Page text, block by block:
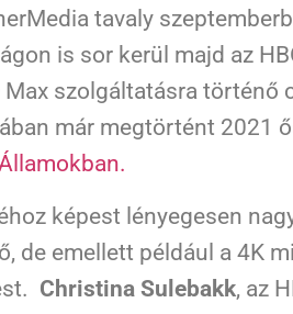
tavaly
is sor kerül majd az
szolgáltatásra történő
már megtörtént 2021
képest lényegesen
de emellett például a 4K
Christina Sulebakk, az